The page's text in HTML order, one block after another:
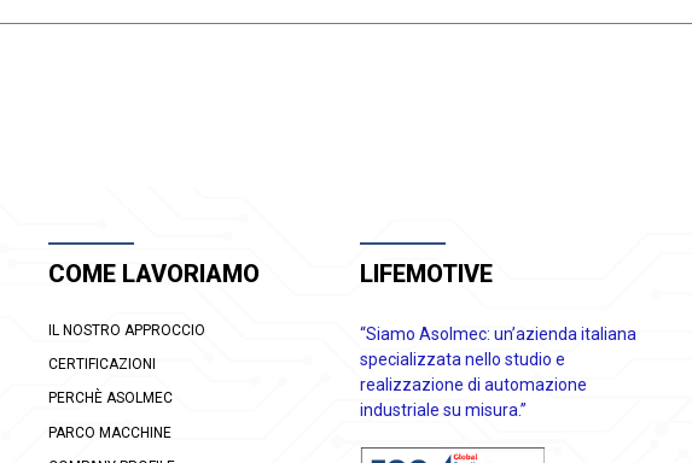
COME LAVORIAMO
IL NOSTRO APPROCCIO
CERTIFICAZIONI
PERCHÈ ASOLMEC
PARCO MACCHINE
LIFEMOTIVE
“Siamo Asolmec: un’azienda italiana
specializzata nello studio e
realizzazione di automazione
industriale su misura.”